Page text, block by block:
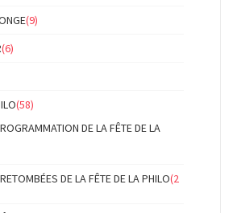
(9)
(6)
(58)
DE LA FÊTE DE LA
DE LA FÊTE DE LA PHILO(2